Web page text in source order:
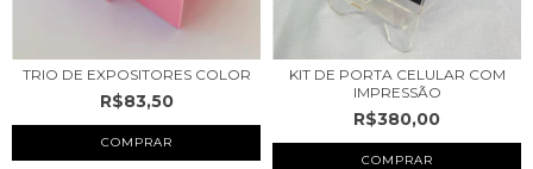
TRIO DE EXPOSITORES COLOR
R$83,50
COMPRAR
KIT DE PORTA CELULAR COM
IMPRESSÃO
R$380,00
COMPRAR